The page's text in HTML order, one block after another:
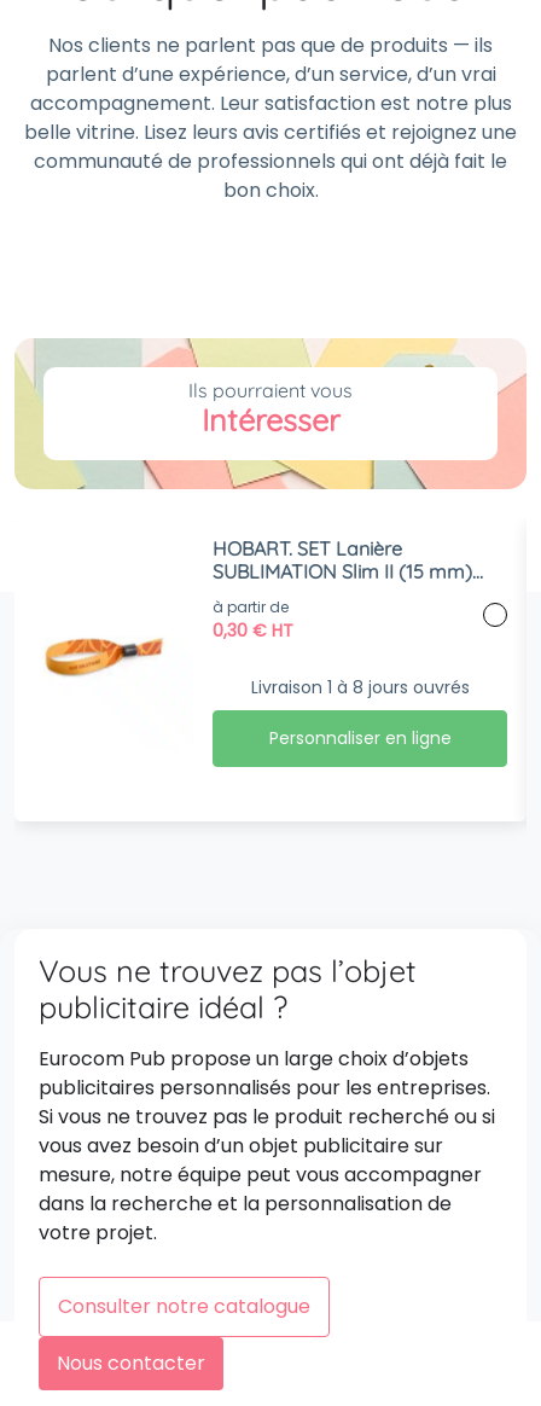
Nos clients ne parlent pas que de produits — ils
parlent d’une expérience, d’un service, d’un vrai
accompagnement. Leur satisfaction est notre plus
belle vitrine. Lisez leurs avis certifiés et rejoignez une
communauté de professionnels qui ont déjà fait le
bon choix.
Ils pourraient vous
Intéresser
HOBART. SET Lanière
SUBLIMATION Slim II (15 mm)
Bracelet en polyester avec
fermoir de sécurité
à partir de
0,30€ HT
Livraison 1 à 8 jours ouvrés
Personnaliser en ligne
Vous ne trouvez pas l’objet
publicitaire idéal ?
Eurocom Pub propose un large choix d’objets
publicitaires personnalisés pour les entreprises.
Si vous ne trouvez pas le produit recherché ou si
vous avez besoin d’un objet publicitaire sur
mesure, notre équipe peut vous accompagner
dans la recherche et la personnalisation de
votre projet.
Consulter notre catalogue
Nous contacter